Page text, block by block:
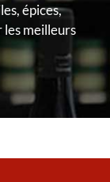
épices,
les meilleurs